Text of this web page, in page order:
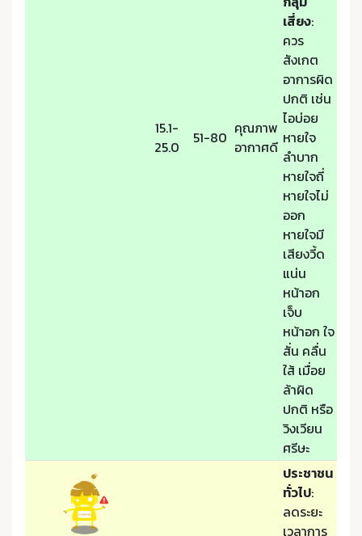
15.1-
25.0
51-80 คุณภาพ
อากาศดี
เสี่ยง:
ควร
สังเกต
อาการผิด
ปกติ เช่น
ไอบ่อย
หายใจ
ลำบาก
หายใจถี่
หายใจไม่
ออก
หายใจมี
เสียงวี้ด
แน่น
หน้าอก
เจ็บ
หน้าอก ใจ
สั่น คลื่น
ใส้ เมื่อย
ล้าผิด
ปกติ หรือ
วิงเวียน
ศรีษะ
ประชาชน
ทั่วไป:
ลดระยะ
เวลาการ